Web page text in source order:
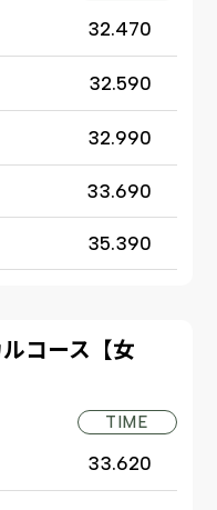
32.470
32.590
32.990
33.690
35.390
コース【女
TIME
33.620